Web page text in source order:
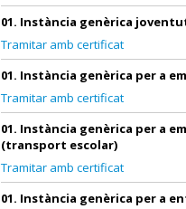
01. Instància genèrica
Tramitar amb certificat
01. Instància genèrica per a
Tramitar amb certificat
01. Instància genèrica per a
(transport escolar)
Tramitar amb certificat
01. Instància genèrica per a